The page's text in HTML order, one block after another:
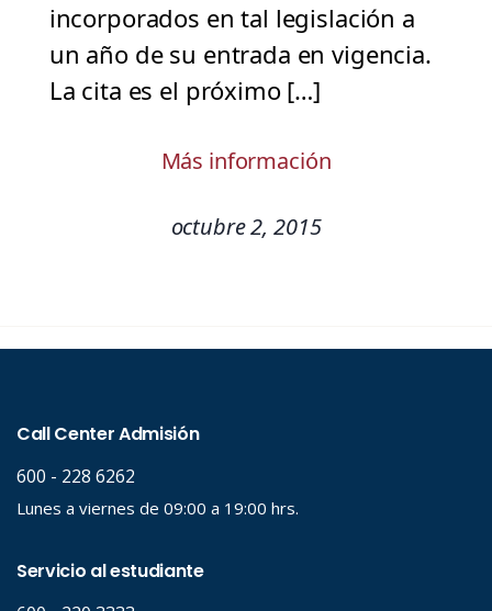
incorporados en tal legislación a
un año de su entrada en vigencia.
La cita es el próximo […]
Más información
octubre 2, 2015